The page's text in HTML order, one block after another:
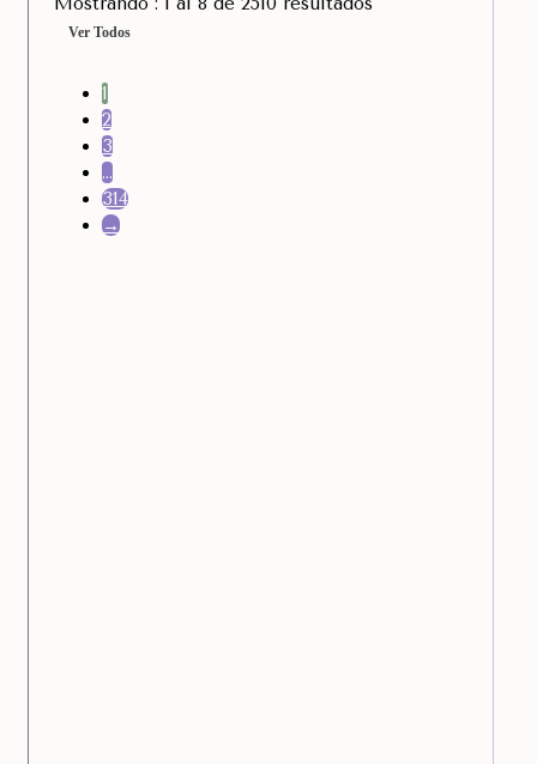
Ver Todos
1
2
3
…
314
→